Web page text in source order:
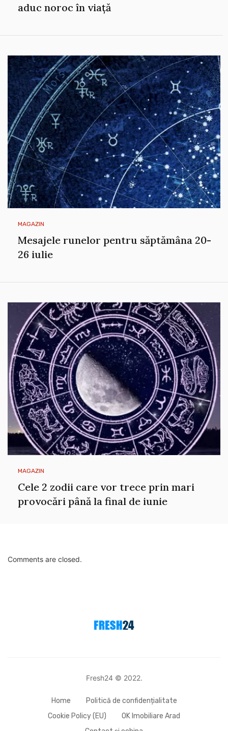
aduc noroc în viață
MAGAZIN
Mesajele runelor pentru săptămâna 20-
26 iulie
MAGAZIN
Cele 2 zodii care vor trece prin mari
provocări până la final de iunie
Comments are closed.
Fresh24 © 2022.
Home
Politică de confidențialitate
Cookie Policy (EU)
OK Imobiliare Arad